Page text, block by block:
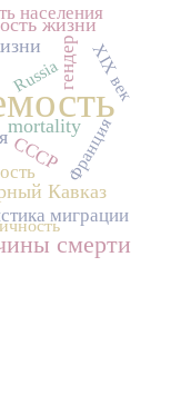
смерти
Кавказ
mortality
жизни
гендер
миграции
населения
СССРФранция
Russia XIX век